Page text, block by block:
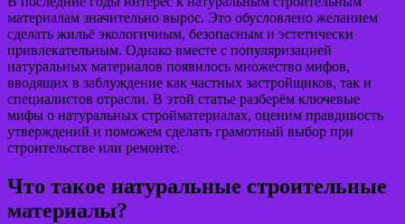
материалам значительно вырос. Это обусловлено желанием
сделать жильё экологичным, безопасным и эстетически
привлекательным. Однако вместе с популяризацией
натуральных материалов появилось множество мифов,
вводящих в заблуждение как частных застройщиков, так и
специалистов отрасли. В этой статье разберём ключевые
мифы о натуральных стройматериалах, оценим правдивость
утверждений и поможем сделать грамотный выбор при
строительстве или ремонте.
Что такое натуральные строительные
материалы?